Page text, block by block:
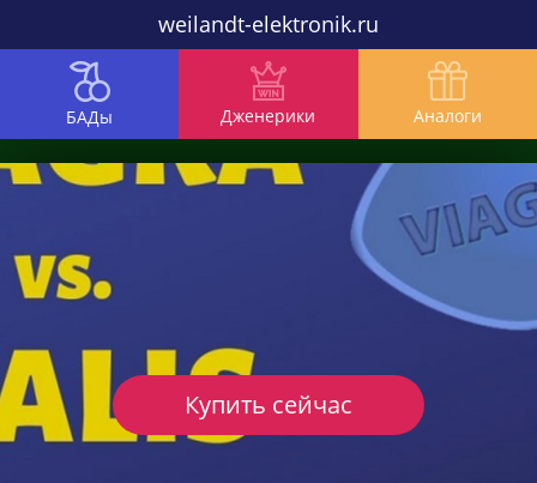
weilandt-elektronik.ru
БАДы Дженерики Аналоги
Купить сейчас